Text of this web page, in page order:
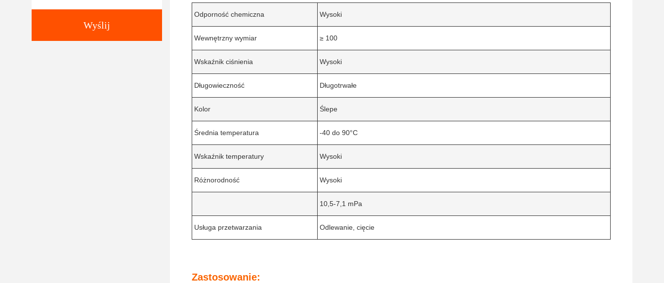
Wyślij
Odporność chemiczna Wysoki
Wewnętrzny wymiar ≥ 100
Wskaźnik ciśnienia Wysoki
Długowieczność Długotrwałe
Kolor Ślepe
Średnia temperatura -40 do 90°C
Wskaźnik temperatury Wysoki
Różnorodność Wysoki
10,5-7,1 mPa
Usługa przetwarzania Odlewanie, cięcie
Zastosowanie: